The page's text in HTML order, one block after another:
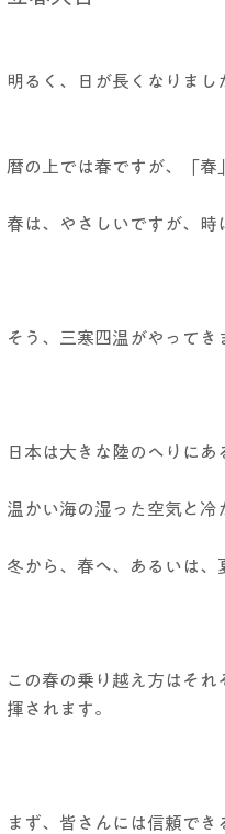
明るく、日が長くなりまし
暦の上では春ですが、「春
春は、やさしいですが、時
そう、三寒四温がやってき
日本は大きな陸のへりにあ
温かい海の湿った空気と冷
冬から、春へ、あるいは、
この春の乗り越え方はそ
揮されます。
まず、皆さんには信頼でき